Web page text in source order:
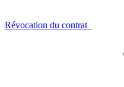
Révocation du contrat